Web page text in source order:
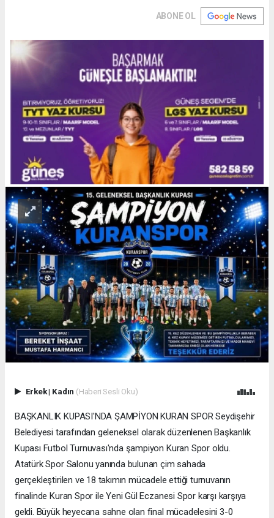
ABONE OL
Erkek| Kadın (Haberi Sesli Oku)
BAŞKANLIK KUPASI'NDA ŞAMPİYON KURAN SPOR Seydişehir
Belediyesi tarafından geleneksel olarak düzenlenen Başkanlık
Kupası Futbol Turnuvası'nda şampiyon Kuran Spor oldu.
Atatürk Spor Salonu yanında bulunan çim sahada
gerçekleştirilen ve 18 takımın mücadele ettiği turnuvanın
finalinde Kuran Spor ile Yeni Gül Eczanesi Spor karşı karşıya
geldi. Büyük heyecana sahne olan final mücadelesini 3-0